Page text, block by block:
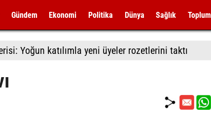
Gündem Ekonomi Politika Dünya Sağlık Toplum
Yoğun katılımla yeni üyeler rozetlerini taktı